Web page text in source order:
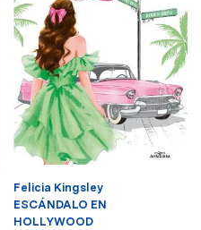
Felicia Kingsley
ESCÁNDALO EN
HOLLYWOOD